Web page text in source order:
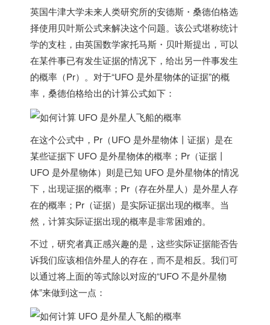
英国牛津大学未来人类研究所的安德斯・桑德伯格选
择使用贝叶斯公式来解决这个问题。该公式堪称统计
学的支柱，由英国数学家托马斯・贝叶斯提出，可以
在某件事已有发生证据的情况下，给出另一件事发生
的概率（Pr）。对于“UFO 是外星物体的证据”的概
率，桑德伯格给出的计算公式如下：
在这个公式中，Pr（UFO 是外星物体丨证据）是在
某些证据下 UFO 是外星物体的概率；Pr（证据丨
UFO 是外星物体）则是已知 UFO 是外星物体的情况
下，出现证据的概率；Pr（存在外星人）是外星人存
在的概率；Pr（证据）是实际证据出现的概率。当
然，计算实际证据出现的概率是非常困难的。
不过，研究者真正感兴趣的是，这些实际证据能否告
诉我们应该相信外星人的存在，而不是相反。我们可
以通过将上面的等式除以对应的“UFO 不是外星物
体”来做到这一点：